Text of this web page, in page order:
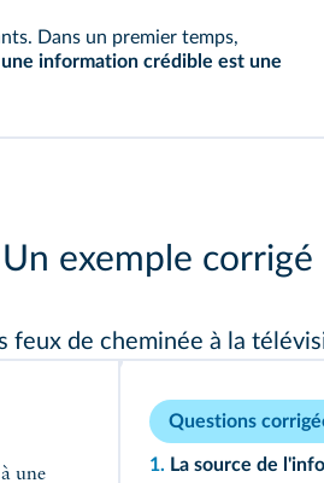
Dans un premier temps,
une information crédible est une
Un exemple corrigé
feux de cheminée à la
Questions
1. La source de